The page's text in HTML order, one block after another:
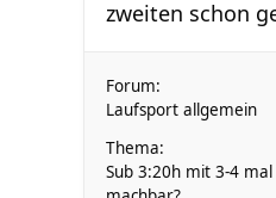
zweiten schon
Forum:
Laufsport allgemein
Thema:
Sub 3:20h mit 3-4